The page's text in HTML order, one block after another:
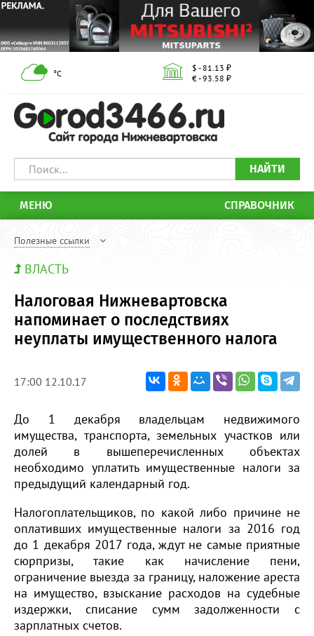
°С
$ - 81.13 ₽
€ - 93.58 ₽
НАЙТИ
МЕНЮ СПРАВОЧНИК
Полезные ссылки
ВЛАСТЬ
Налоговая Нижневартовска
напоминает о последствиях
неуплаты имущественного налога
17:00 12.10.17
До 1 декабря владельцам недвижимого
имущества, транспорта, земельных участков или
долей в вышеперечисленных объектах
необходимо уплатить имущественные налоги за
предыдущий календарный год.
Налогоплательщиков, по какой либо причине не
оплативших имущественные налоги за 2016 год
до 1 декабря 2017 года, ждут не самые приятные
сюрпризы, такие как начисление пени,
ограничение выезда за границу, наложение ареста
на имущество, взыскание расходов на судебные
издержки, списание сумм задолженности с
зарплатных счетов.